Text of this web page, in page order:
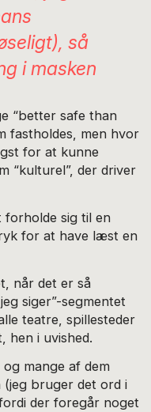
så
i masken
“better safe than
fastholdes, men hvor
for at kunne
“kulturel”, der driver
forholde sig til en
for at have læst en
når det er så
siger”-segmentet
teatre, spillesteder
hen i uvished.
mange af dem
(jeg bruger det ord i
der foregår noget